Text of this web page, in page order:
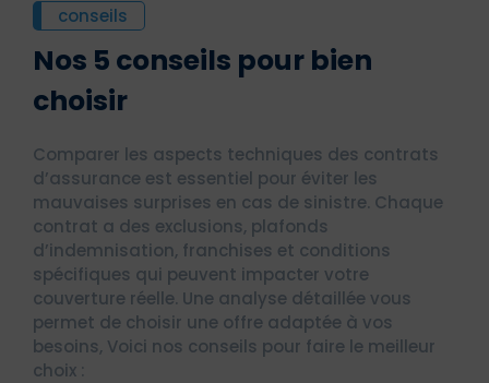
conseils
Nos 5 conseils pour bien
choisir
Comparer les aspects techniques des contrats
d’assurance est essentiel pour éviter les
mauvaises surprises en cas de sinistre. Chaque
contrat a des exclusions, plafonds
d’indemnisation, franchises et conditions
spécifiques qui peuvent impacter votre
couverture réelle. Une analyse détaillée vous
permet de choisir une offre adaptée à vos
besoins, Voici nos conseils pour faire le meilleur
choix :